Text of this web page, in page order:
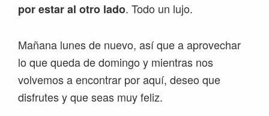
por estar al otro lado. Todo un lujo.
Mañana lunes de nuevo, así que a aprovechar
lo que queda de domingo y mientras nos
volvemos a encontrar por aquí, deseo que
disfrutes y que seas muy feliz.